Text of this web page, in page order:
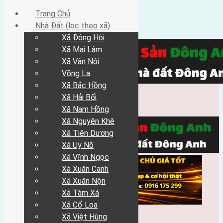
Trang Chủ
Trang Chủ
Nhà Đất (lọc theo xã)
Xã Đông Hội
Xã Mai Lâm
Xã Vân Nội
Võng La
Xã Bắc Hồng
Xã Hải Bối
Xã Nam Hồng
Xã Nguyên Khê
Xã Tiên Dương
Xã Uy Nỗ
Xã Vĩnh Ngọc
Xã Xuân Canh
Xã Xuân Nộn
Xã Tàm Xá
Xã Cổ Loa
Xã Việt Hùng